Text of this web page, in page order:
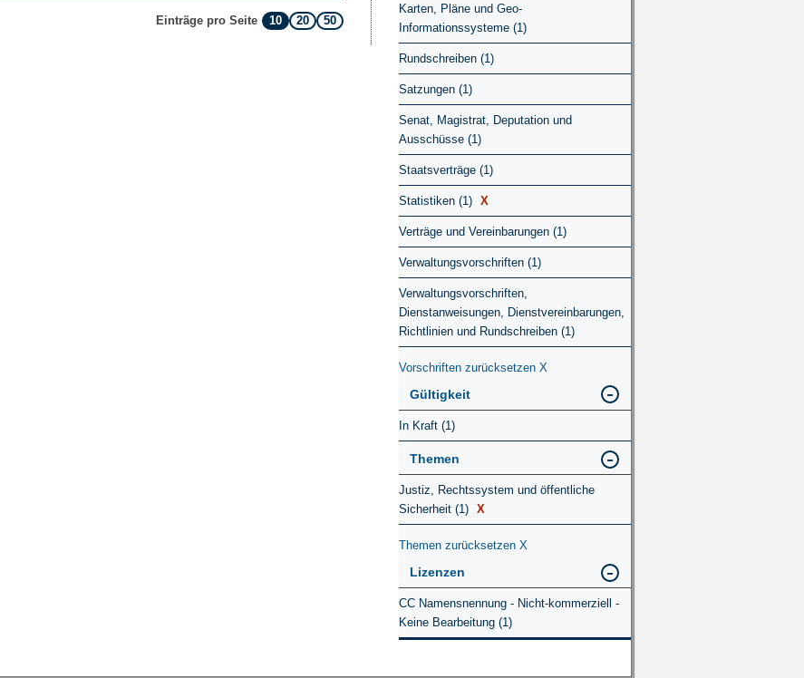
Einträge pro Seite 10 20 50
Karten, Pläne und Geo-
Informationssysteme (1)
Rundschreiben (1)
Satzungen (1)
Senat, Magistrat, Deputation und
Ausschüsse (1)
Staatsverträge (1)
Statistiken (1) X
Verträge und Vereinbarungen (1)
Verwaltungsvorschriften (1)
Verwaltungsvorschriften,
Dienstanweisungen, Dienstvereinbarungen,
Richtlinien und Rundschreiben (1)
Vorschriften zurücksetzen X
Gültigkeit
In Kraft (1)
Themen
Justiz, Rechtssystem und öffentliche
Sicherheit (1) X
Themen zurücksetzen X
Lizenzen
CC Namensnennung - Nicht-kommerziell -
Keine Bearbeitung (1)